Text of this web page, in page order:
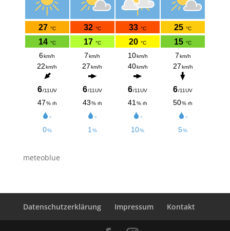
meteoblue
Datenschutzerklärung Impressum Kontakt